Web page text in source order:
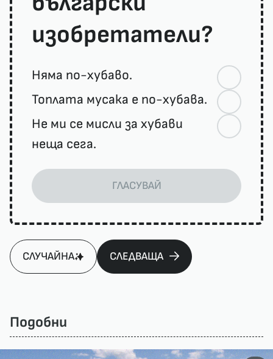
изобретатели?
Няма по-хубаво.
Топлата мусака е по-хубава.
Не ми се мисли за хубави
неща сега.
ГЛАСУВАЙ
СЛУЧАЙНА СЛЕДВАЩА
Подобни